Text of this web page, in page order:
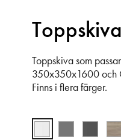
Toppskiva
Toppskiva som
350x350x1600 och
Finns i flera färger.